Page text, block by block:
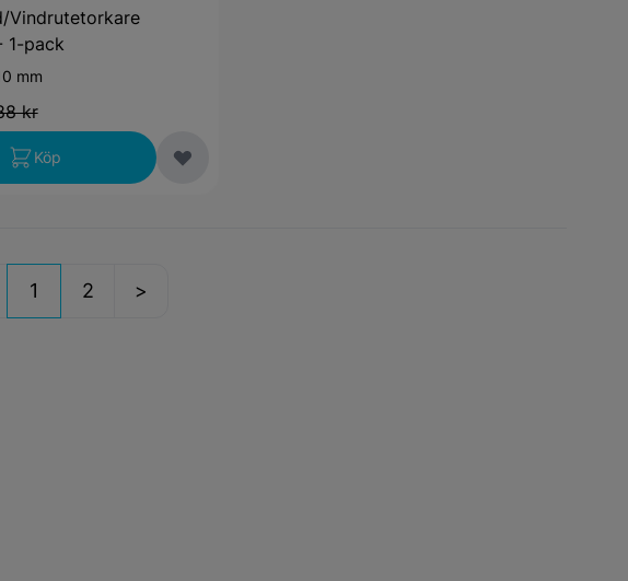
Vindrutetorkare
1-pack
mm
kr
Köp
1 2